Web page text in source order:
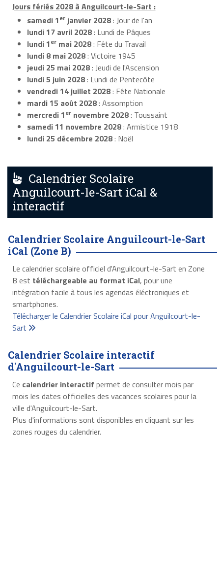
Jours fériés 2028 à Anguilcourt-le-Sart :
samedi 1er janvier 2028: Jour de l'an
lundi 17 avril 2028: Lundi de Pâques
lundi 1er mai 2028: Fête du Travail
lundi 8 mai 2028: Victoire 1945
jeudi 25 mai 2028: Jeudi de l'Ascension
lundi 5 juin 2028: Lundi de Pentecôte
vendredi 14 juillet 2028: Fête Nationale
mardi 15 août 2028: Assomption
mercredi 1er novembre 2028: Toussaint
samedi 11 novembre 2028: Armistice 1918
lundi 25 décembre 2028: Noël
Calendrier Scolaire
Anguilcourt-le-Sart iCal &
interactif
Calendrier Scolaire Anguilcourt-le-Sart
iCal (Zone B)
Le calendrier scolaire officiel d'Anguilcourt-le-Sart en Zone
B est téléchargeable au format iCal, pour une
intégration facile à tous les agendas éléctroniques et
smartphones.
Télécharger le Calendrier Scolaire iCal pour Anguilcourt-le-
Sart
Calendrier Scolaire interactif
d'Anguilcourt-le-Sart
Ce calendrier interactif permet de consulter mois par
mois les dates officielles des vacances scolaires pour la
ville d'Anguilcourt-le-Sart.
Plus d'informations sont disponibles en cliquant sur les
zones rouges du calendrier.